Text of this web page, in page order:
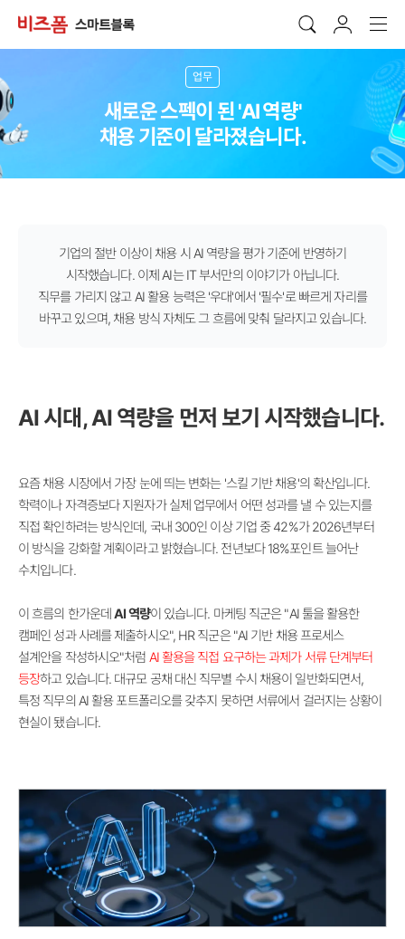
업무
새로운 스펙이 된 'AI 역량'
채용 기준이 달라졌습니다.
기업의 절반 이상이 채용 시 AI 역량을 평가 기준에 반영하기
시작했습니다. 이제 AI는 IT 부서만의 이야기가 아닙니다.
직무를 가리지 않고 AI 활용 능력은 '우대'에서 '필수'로 빠르게 자리를
바꾸고 있으며, 채용 방식 자체도 그 흐름에 맞춰 달라지고 있습니다.
AI 시대, AI 역량을 먼저 보기 시작했습니다.
요즘 채용 시장에서 가장 눈에 띄는 변화는 '스킬 기반 채용'의 확산입니다.
학력이나 자격증보다 지원자가 실제 업무에서 어떤 성과를 낼 수 있는지를
직접 확인하려는 방식인데, 국내 300인 이상 기업 중 42%가 2026년부터
이 방식을 강화할 계획이라고 밝혔습니다. 전년보다 18%포인트 늘어난
수치입니다.
이 흐름의 한가운데AI 역량이 있습니다. 마케팅 직군은 "AI 툴을 활용한
캠페인 성과 사례를 제출하시오", HR 직군은 "AI 기반 채용 프로세스
설계안을 작성하시오"처럼 AI 활용을 직접 요구하는 과제가 서류 단계부터
등장하고 있습니다. 대규모 공채 대신 직무별 수시 채용이 일반화되면서,
특정 직무의 AI 활용 포트폴리오를 갖추지 못하면 서류에서 걸러지는 상황이
현실이 됐습니다.